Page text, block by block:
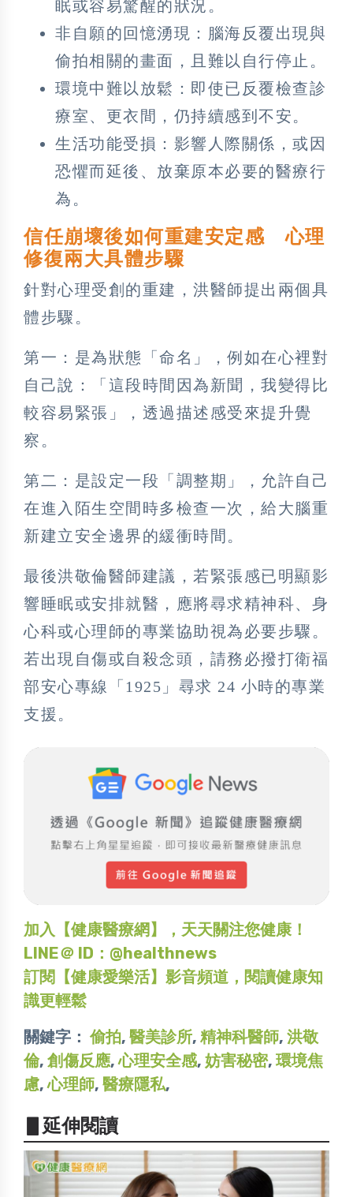
眠或容易驚醒的狀況。
非自願的回憶湧現：腦海反覆出現與
偷拍相關的畫面，且難以自行停止。
環境中難以放鬆：即使已反覆檢查診
療室、更衣間，仍持續感到不安。
生活功能受損：影響人際關係，或因
恐懼而延後、放棄原本必要的醫療行
為。
信任崩壞後如何重建安定感 心理
修復兩大具體步驟
針對心理受創的重建，洪醫師提出兩個具
體步驟。
第一：是為狀態「命名」，例如在心裡對
自己說：「這段時間因為新聞，我變得比
較容易緊張」，透過描述感受來提升覺
察。
第二：是設定一段「調整期」，允許自己
在進入陌生空間時多檢查一次，給大腦重
新建立安全邊界的緩衝時間。
最後洪敬倫醫師建議，若緊張感已明顯影
響睡眠或安排就醫，應將尋求精神科、身
心科或心理師的專業協助視為必要步驟。
若出現自傷或自殺念頭，請務必撥打衛福
部安心專線「1925」尋求 24 小時的專業
支援。
加入【健康醫療網】，天天關注您健康！
LINE＠ ID：@healthnews
訂閱【健康愛樂活】影音頻道，閱讀健康知
識更輕鬆
關鍵字： 偷拍, 醫美診所, 精神科醫師, 洪敬
倫, 創傷反應,心理安全感, 妨害秘密, 環境焦
慮,心理師, 醫療隱私,
▋延伸閱讀